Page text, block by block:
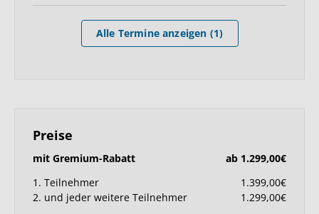
Alle Termine anzeigen (1)
Preise
mit Gremium-Rabatt
ab 1.299,00€
1. Teilnehmer
1.399,00€
2. und jeder weitere Teilnehmer
1.299,00€